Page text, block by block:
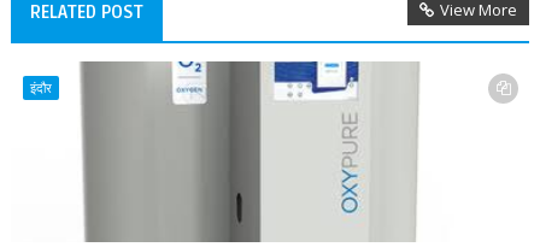
RELATED POST View More
इंदौर